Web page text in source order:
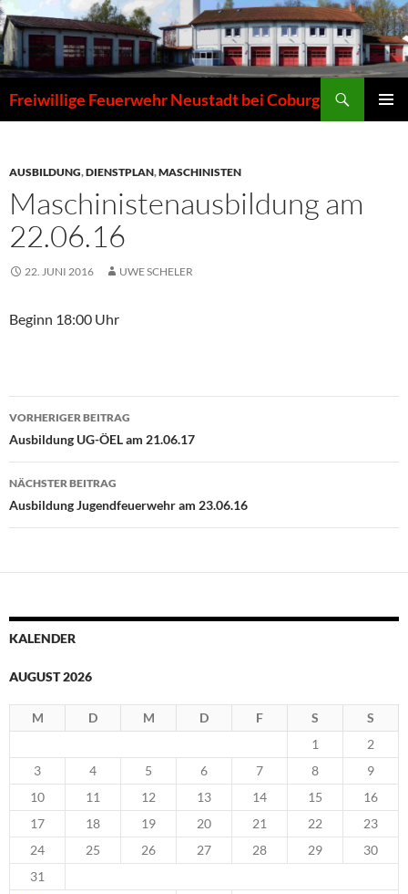
Zum
Inhalt
springen
Freiwillige Feuerwehr Neustadt bei Coburg
AUSBILDUNG,DIENSTPLAN,MASCHINISTEN
Maschinistenausbildung am
22.06.16
22. JUNI 2016 UWE SCHELER
Beginn 18:00 Uhr
Beitragsnavigation
VORHERIGER BEITRAG
Ausbildung UG-ÖEL am 21.06.17
NÄCHSTER BEITRAG
Ausbildung Jugendfeuerwehr am 23.06.16
KALENDER
AUGUST 2026
M D M D F S S
1
2
3
4 5 6 7 8
9
10
11 12 13 14 15
16
17
18 19 20 21 22
23
24
25 26 27 28 29
30
31